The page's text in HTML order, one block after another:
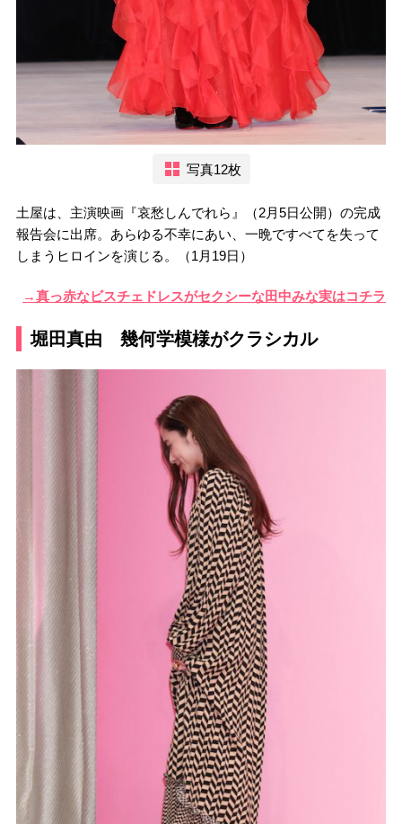
写真12枚
土屋は、主演映画『哀愁しんでれら』（2月5日公開）の完成
報告会に出席。あらゆる不幸にあい、一晩ですべてを失って
しまうヒロインを演じる。（1月19日）
→真っ赤なビスチェドレスがセクシーな田中みな実はコチラ
堀田真由 幾何学模様がクラシカル